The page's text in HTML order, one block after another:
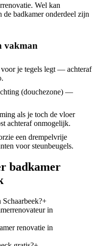
Wel kan
badkamer onderdeel zijn
vakman
je tegels legt — achteraf
(douchezone) —
als je toch de vloer
achteraf onmogelijk.
een drempelvrije
voor steunbeugels.
badkamer
+
in
renovatie in